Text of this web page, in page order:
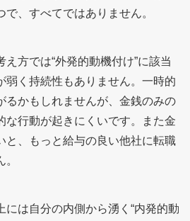
、すべてではありません。
方では“外発的動機付け”に該当
弱く持続性もありません。一時的
るかもしれませんが、金銭のみの
な行動が起きにくいです。また金
と、もっと給与の良い他社に転職
には自分の内側から湧く“内発的動